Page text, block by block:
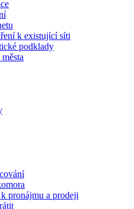
k existující síti
podklady
pronájmu a prodeji